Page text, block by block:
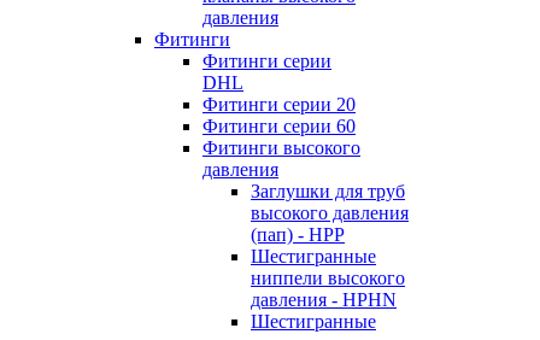
давления
Фитинги
Фитинги серии
DHL
Фитинги серии 20
Фитинги серии 60
Фитинги высокого
давления
Заглушки для труб
высокого давления
(пап) - HPP
Шестигранные
ниппели высокого
давления - HPHN
Шестигранные